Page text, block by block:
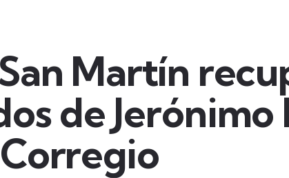
Martín
de Jerónimo